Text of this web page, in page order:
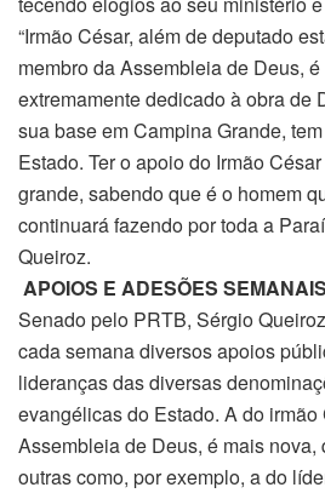
“Irmão César, além de deputado
membro da Assembleia de Deus,
extremamente dedicado à obra de
sua base em Campina Grande,
Estado. Ter o apoio do Irmão
grande, sabendo que é o homem
continuará fazendo por toda a
Queiroz.
APOIOS E ADESÕES SEMANAIS
Senado pelo PRTB, Sérgio
cada semana diversos apoios
lideranças das diversas
evangélicas do Estado. A do
Assembleia de Deus, é mais nova,
outras como, por exemplo, a do